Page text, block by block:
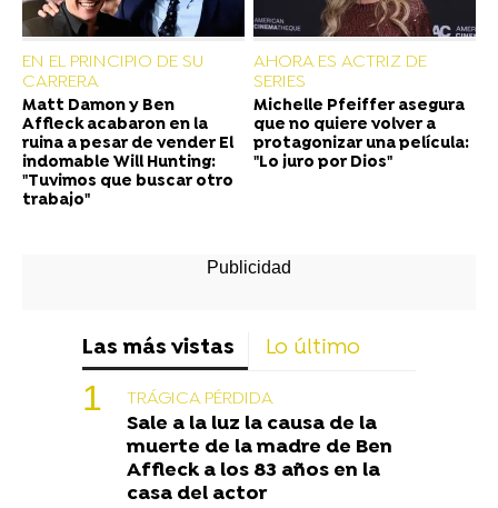
EN EL PRINCIPIO DE SU
CARRERA
Matt Damon y Ben
Affleck acabaron en la
ruina a pesar de vender El
indomable Will Hunting:
"Tuvimos que buscar otro
trabajo"
AHORA ES ACTRIZ DE
SERIES
Michelle Pfeiffer asegura
que no quiere volver a
protagonizar una película:
"Lo juro por Dios"
Las más vistas Lo último
TRÁGICA PÉRDIDA
Sale a la luz la causa de la
muerte de la madre de Ben
Affleck a los 83 años en la
casa del actor